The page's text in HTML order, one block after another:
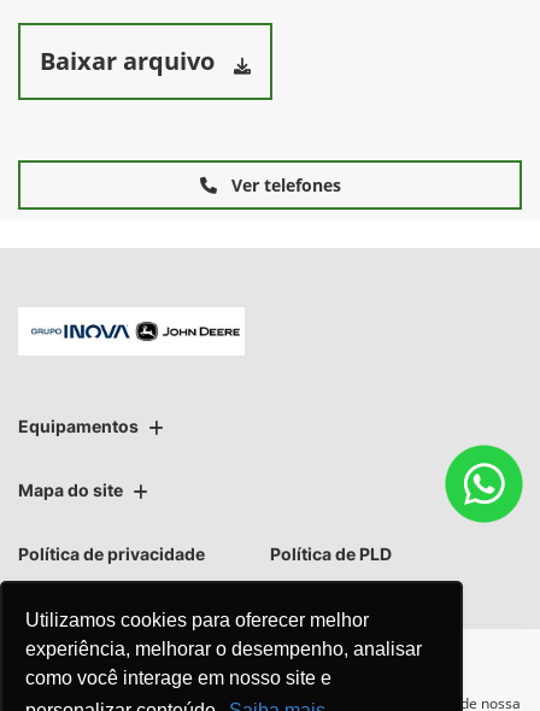
Utilizamos cookies para oferecer melhor
experiência, melhorar o desempenho, analisar
como você interage em nosso site e
Baixar arquivo
Ver telefones
Equipamentos
Mapa do site
Política de privacidade Política de PLD
No trânsito, enxergar o outro
Para otimizar sua experiência durante a navegação, fazemos uso de nossa